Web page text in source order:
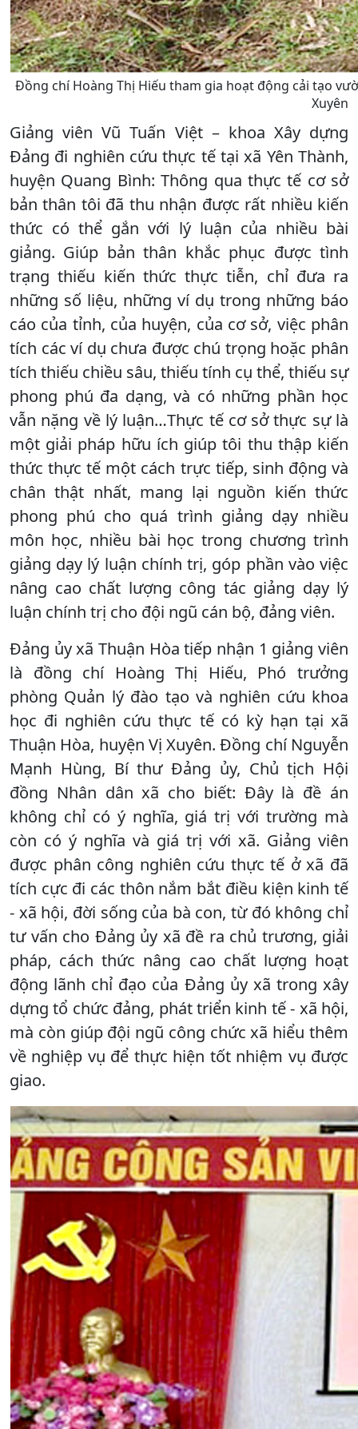
Đồng chí Hoàng Thị Hiếu tham gia hoạt động cải tạo
Xuyên
Giảng viên Vũ Tuấn Việt – khoa Xây dựng
Đảng đi nghiên cứu thực tế tại xã Yên Thành,
huyện Quang Bình: Thông qua thực tế cơ sở
bản thân tôi đã thu nhận được rất nhiều kiến
thức có thể gắn với lý luận của nhiều bài
giảng. Giúp bản thân khắc phục được tình
trạng thiếu kiến thức thực tiễn, chỉ đưa ra
những số liệu, những ví dụ trong những báo
cáo của tỉnh, của huyện, của cơ sở, việc phân
tích các ví dụ chưa được chú trọng hoặc phân
tích thiếu chiều sâu, thiếu tính cụ thể, thiếu sự
phong phú đa dạng, và có những phần học
vẫn nặng về lý luận…Thực tế cơ sở thực sự là
một giải pháp hữu ích giúp tôi thu thập kiến
thức thực tế một cách trực tiếp, sinh động và
chân thật nhất, mang lại nguồn kiến thức
phong phú cho quá trình giảng dạy nhiều
môn học, nhiều bài học trong chương trình
giảng dạy lý luận chính trị, góp phần vào việc
nâng cao chất lượng công tác giảng dạy lý
luận chính trị cho đội ngũ cán bộ, đảng viên.
Đảng ủy xã Thuận Hòa tiếp nhận 1 giảng viên
là đồng chí Hoàng Thị Hiếu, Phó trưởng
phòng Quản lý đào tạo và nghiên cứu khoa
học đi nghiên cứu thực tế có kỳ hạn tại xã
Thuận Hòa, huyện Vị Xuyên. Đồng chí Nguyễn
Mạnh Hùng, Bí thư Đảng ủy, Chủ tịch Hội
đồng Nhân dân xã cho biết: Đây là đề án
không chỉ có ý nghĩa, giá trị với trường mà
còn có ý nghĩa và giá trị với xã. Giảng viên
được phân công nghiên cứu thực tế ở xã đã
tích cực đi các thôn nắm bắt điều kiện kinh tế
- xã hội, đời sống của bà con, từ đó không chỉ
tư vấn cho Đảng ủy xã đề ra chủ trương, giải
pháp, cách thức nâng cao chất lượng hoạt
động lãnh chỉ đạo của Đảng ủy xã trong xây
dựng tổ chức đảng, phát triển kinh tế - xã hội,
mà còn giúp đội ngũ công chức xã hiểu thêm
về nghiệp vụ để thực hiện tốt nhiệm vụ được
giao.